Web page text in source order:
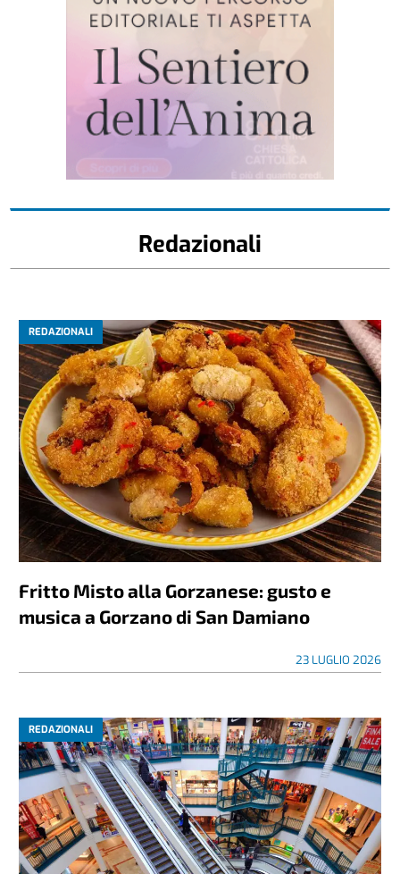
Redazionali
REDAZIONALI
Fritto Misto alla Gorzanese: gusto e
musica a Gorzano di San Damiano
23 LUGLIO 2026
REDAZIONALI